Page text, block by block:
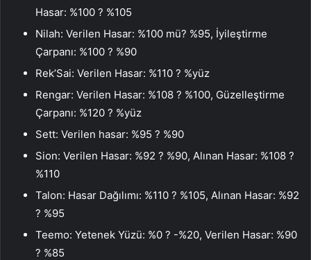
Hasar: %100 ? %105
Nilah: Verilen Hasar: %100 mü? %95, İyileştirme
Çarpanı: %100 ? %90
Rek’Sai: Verilen Hasar: %110 ? %yüz
Rengar: Verilen Hasar: %108 ? %100, Güzelleştirme
Çarpanı: %120 ? %yüz
Sett: Verilen hasar: %95 ? %90
Sion: Verilen Hasar: %92 ? %90, Alınan Hasar: %108 ?
%110
Talon: Hasar Dağılımı: %110 ? %105, Alınan Hasar: %92
? %95
Teemo: Yetenek Yüzü: %0 ? -%20, Verilen Hasar: %90
? %85